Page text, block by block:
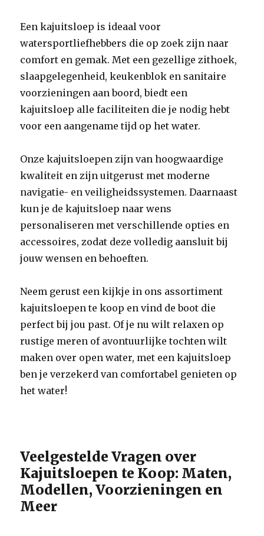
Een kajuitsloep is ideaal voor
watersportliefhebbers die op zoek zijn naar
comfort en gemak. Met een gezellige zithoek,
slaapgelegenheid, keukenblok en sanitaire
voorzieningen aan boord, biedt een
kajuitsloep alle faciliteiten die je nodig hebt
voor een aangename tijd op het water.
Onze kajuitsloepen zijn van hoogwaardige
kwaliteit en zijn uitgerust met moderne
navigatie- en veiligheidssystemen. Daarnaast
kun je de kajuitsloep naar wens
personaliseren met verschillende opties en
accessoires, zodat deze volledig aansluit bij
jouw wensen en behoeften.
Neem gerust een kijkje in ons assortiment
kajuitsloepen te koop en vind de boot die
perfect bij jou past. Of je nu wilt relaxen op
rustige meren of avontuurlijke tochten wilt
maken over open water, met een kajuitsloep
ben je verzekerd van comfortabel genieten op
het water!
Veelgestelde Vragen over
Kajuitsloepen te Koop: Maten,
Modellen, Voorzieningen en
Meer